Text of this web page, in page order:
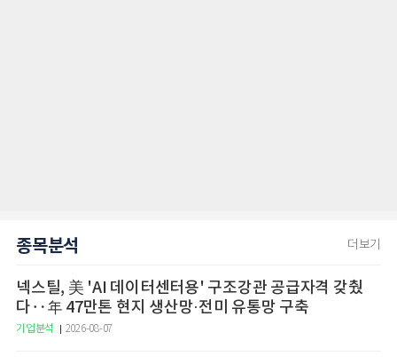
종목분석 더보기
넥스틸, 美 'AI 데이터센터용' 구조강관 공급자격 갖췄
다‥年 47만톤 현지 생산망·전미 유통망 구축
기업분석 2026-08-07